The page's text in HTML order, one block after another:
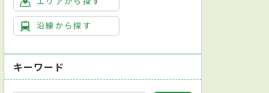
沿線から探す
キーワード